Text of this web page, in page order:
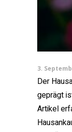
3.
Der
geprägt
Artikel